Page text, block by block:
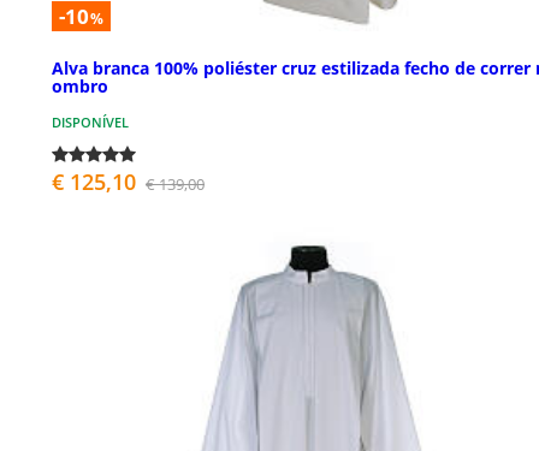
-10%
Alva branca 100% poliéster cruz estilizada fecho de correr
ombro
DISPONÍVEL
€ 125,10 € 139,00